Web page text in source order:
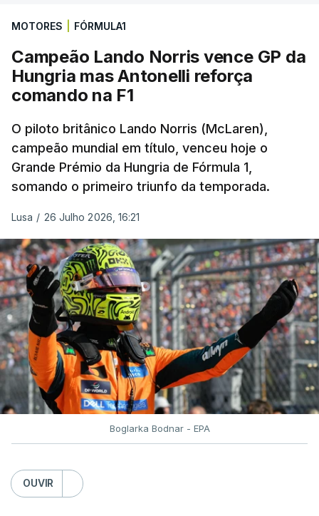
MOTORES FÓRMULA1
Campeão Lando Norris vence GP da
Hungria mas Antonelli reforça
comando na F1
O piloto britânico Lando Norris (McLaren),
campeão mundial em título, venceu hoje o
Grande Prémio da Hungria de Fórmula 1,
somando o primeiro triunfo da temporada.
Lusa / 26 Julho 2026, 16:21
Boglarka Bodnar - EPA
OUVIR